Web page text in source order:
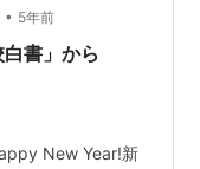
• 5年前
書」から
New Year!新